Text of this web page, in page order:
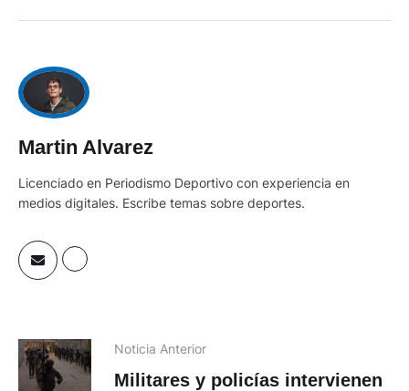
Martin Alvarez
Licenciado en Periodismo Deportivo con experiencia en
medios digitales. Escribe temas sobre deportes.
Noticia Anterior
Militares y policías intervienen